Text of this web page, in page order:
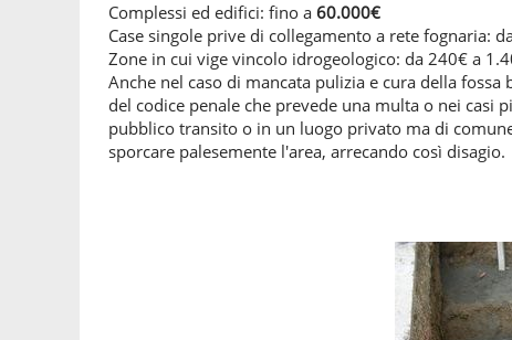
Complessi ed edifici: fino a 60.000€
Case singole prive di collegamento a rete fognaria:
Zone in cui vige vincolo idrogeologico: da 240€ a
Anche nel caso di mancata pulizia e cura della
del codice penale che prevede una multa o nei
pubblico transito o in un luogo privato ma di
sporcare palesemente l'area, arrecando così disagio.